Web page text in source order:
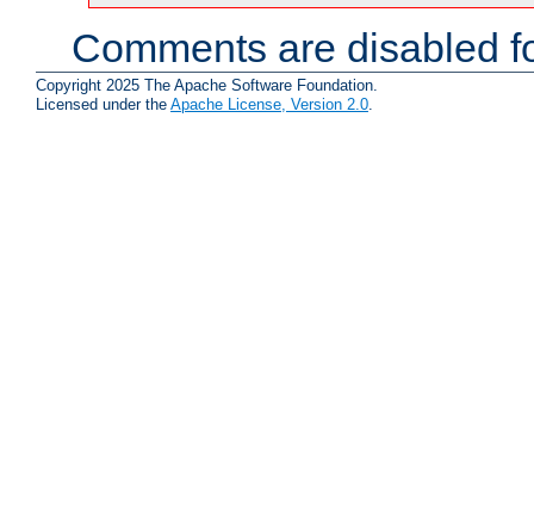
Comments are disabled
Copyright 2025 The Apache Software Foundation.
Licensed under the Apache License, Version 2.0